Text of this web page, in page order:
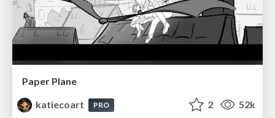
Paper Plane
katiecoart
PRO 2 52k